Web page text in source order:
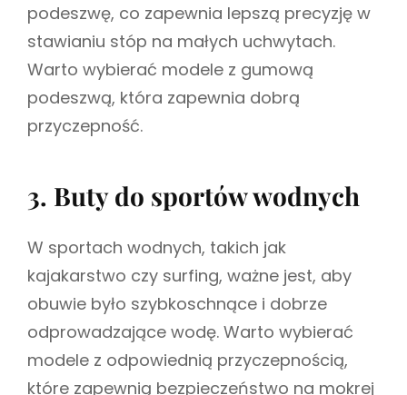
podeszwę, co zapewnia lepszą precyzję w
stawianiu stóp na małych uchwytach.
Warto wybierać modele z gumową
podeszwą, która zapewnia dobrą
przyczepność.
3. Buty do sportów wodnych
W sportach wodnych, takich jak
kajakarstwo czy surfing, ważne jest, aby
obuwie było szybkoschnące i dobrze
odprowadzające wodę. Warto wybierać
modele z odpowiednią przyczepnością,
które zapewnią bezpieczeństwo na mokrej